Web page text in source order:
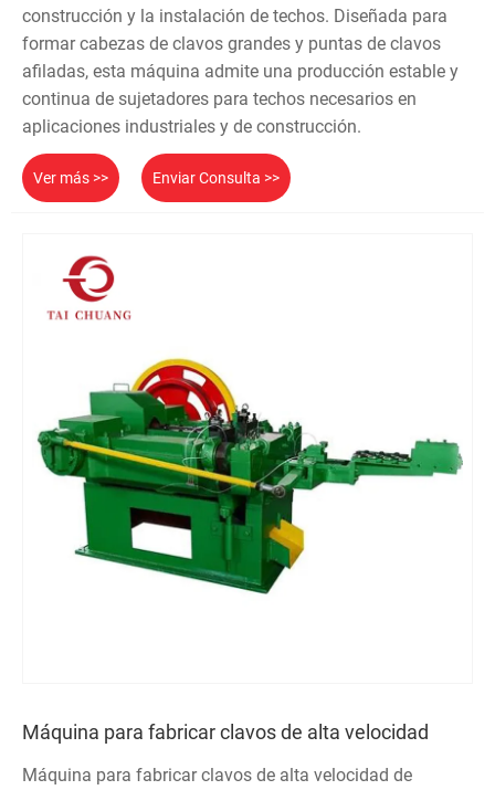
construcción y la instalación de techos. Diseñada para
formar cabezas de clavos grandes y puntas de clavos
afiladas, esta máquina admite una producción estable y
continua de sujetadores para techos necesarios en
aplicaciones industriales y de construcción.
Ver más >> Enviar Consulta >>
Máquina para fabricar clavos de alta velocidad
Máquina para fabricar clavos de alta velocidad de